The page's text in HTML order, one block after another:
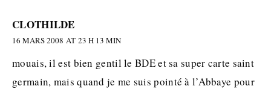
CLOTHILDE
16 MARS 2008 AT 23 H 13 MIN
mouais, il est bien gentil le BDE et sa super carte saint
germain, mais quand je me suis pointé à l’Abbaye pour